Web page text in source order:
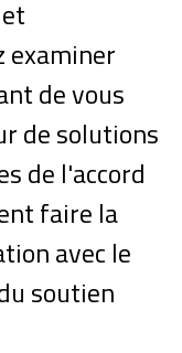
examiner
de vous
de solutions
de l'accord
faire la
avec le
soutien